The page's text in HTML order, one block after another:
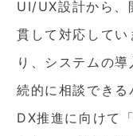
UI/UX設計から、
貫して対応してい
り、システムの
続的に相談できる
DX推進に向けて